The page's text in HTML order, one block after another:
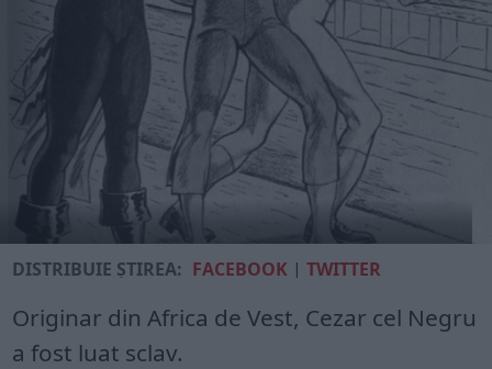
DISTRIBUIE ȘTIREA: FACEBOOK |TWITTER
Originar din Africa de Vest, Cezar cel Negru
a fost luat sclav.